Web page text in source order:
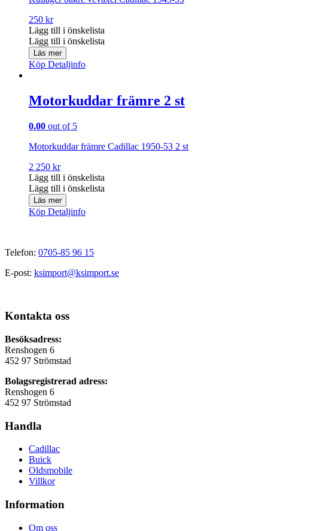
250 kr
Lägg till i önskelista
Lägg till i önskelista
Läs mer
Köp Detaljinfo
Motorkuddar främre 2 st
0.00 out of 5
Motorkuddar främre Cadillac 1950-53 2 st
2 250 kr
Lägg till i önskelista
Lägg till i önskelista
Läs mer
Köp Detaljinfo
Telefon: 0705-85 96 15
E-post: ksimport@ksimport.se
Kontakta oss
Besöksadress:
Renshogen 6
452 97 Strömstad
Bolagsregistrerad adress:
Renshogen 6
452 97 Strömstad
Handla
Cadillac
Buick
Oldsmobile
Villkor
Information
Om oss